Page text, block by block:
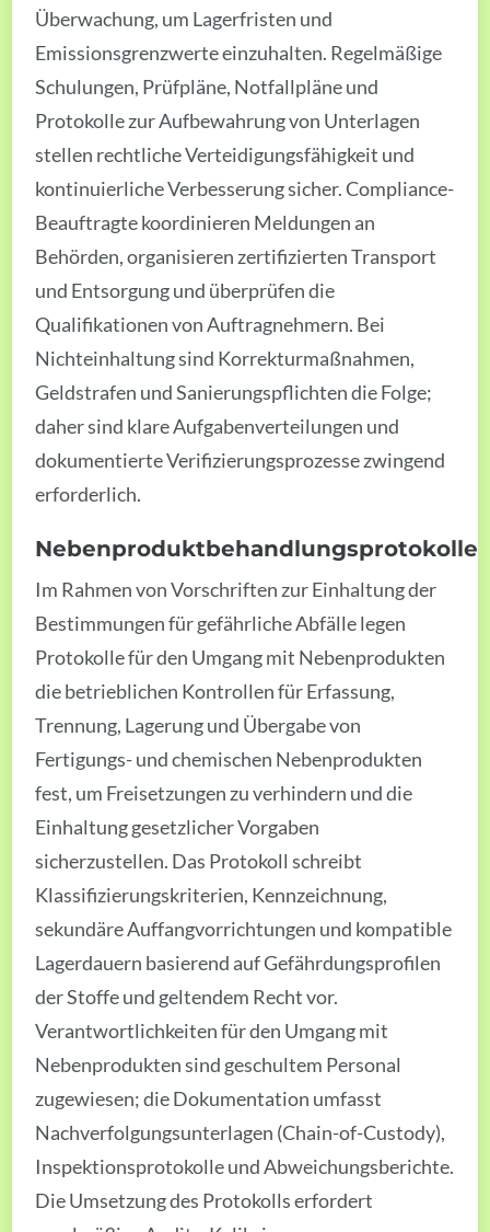
Überwachung, um Lagerfristen und
Emissionsgrenzwerte einzuhalten. Regelmäßige
Schulungen, Prüfpläne, Notfallpläne und
Protokolle zur Aufbewahrung von Unterlagen
stellen rechtliche Verteidigungsfähigkeit und
kontinuierliche Verbesserung sicher. Compliance-
Beauftragte koordinieren Meldungen an
Behörden, organisieren zertifizierten Transport
und Entsorgung und überprüfen die
Qualifikationen von Auftragnehmern. Bei
Nichteinhaltung sind Korrekturmaßnahmen,
Geldstrafen und Sanierungspflichten die Folge;
daher sind klare Aufgabenverteilungen und
dokumentierte Verifizierungsprozesse zwingend
erforderlich.
Nebenproduktbehandlungsprotokolle
Im Rahmen von Vorschriften zur Einhaltung der
Bestimmungen für gefährliche Abfälle legen
Protokolle für den Umgang mit Nebenprodukten
die betrieblichen Kontrollen für Erfassung,
Trennung, Lagerung und Übergabe von
Fertigungs- und chemischen Nebenprodukten
fest, um Freisetzungen zu verhindern und die
Einhaltung gesetzlicher Vorgaben
sicherzustellen. Das Protokoll schreibt
Klassifizierungskriterien, Kennzeichnung,
sekundäre Auffangvorrichtungen und kompatible
Lagerdauern basierend auf Gefährdungsprofilen
der Stoffe und geltendem Recht vor.
Verantwortlichkeiten für den Umgang mit
Nebenprodukten sind geschultem Personal
zugewiesen; die Dokumentation umfasst
Nachverfolgungsunterlagen (Chain-of-Custody),
Inspektionsprotokolle und Abweichungsberichte.
Die Umsetzung des Protokolls erfordert